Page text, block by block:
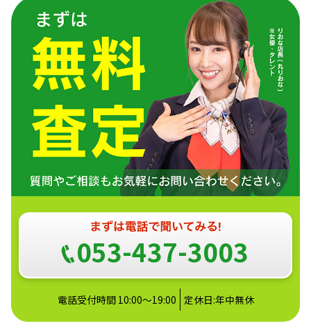
053-437-3003
電話受付時間 10:00～19:00 定休日:年中無休